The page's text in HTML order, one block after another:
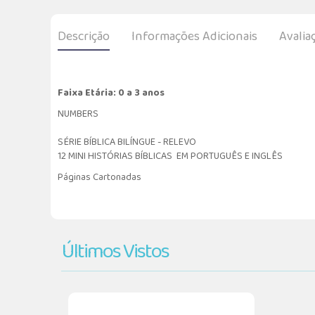
Descrição Informações Adicionais
Faixa Etária: 0 a 3 anos
NUMBERS
SÉRIE BÍBLICA BILÍNGUE - RELEVO
12 MINI HISTÓRIAS BÍBLICAS EM PORTUGUÊS E INGLÊS
Páginas Cartonadas
Últimos Vistos